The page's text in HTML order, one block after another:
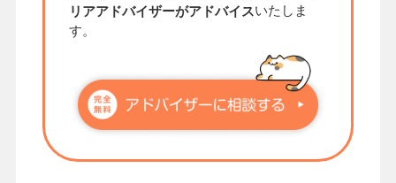
リアアドバイザーがアドバイスいたしま
す。